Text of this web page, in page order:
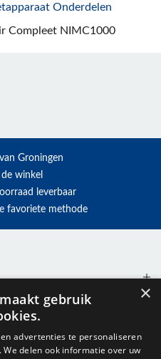
Onderdelen
Compleet NIMC1000
Groningen
winkel
leverbaar
favoriete methode
×
gebruik
advertenties te personaliseren
delen ook informatie over uw